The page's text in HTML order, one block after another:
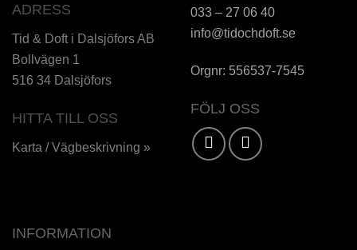
ADRESS
Tid & Doft i Dalsjöfors AB
Bollvägen 1
516 34 Dalsjöfors
HITTA TILL OSS
Karta / Vägbeskrivning »
033 – 27 06 40
info@tidochdoft.se
Orgnr: 556537-7545
FÖLJ OSS
INFORMATION